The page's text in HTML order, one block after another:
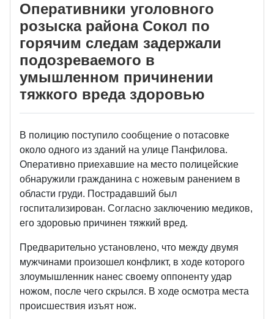
Оперативники уголовного
розыска района Сокол по
горячим следам задержали
подозреваемого в
умышленном причинении
тяжкого вреда здоровью
В полицию поступило сообщение о потасовке
около одного из зданий на улице Панфилова.
Оперативно приехавшие на место полицейские
обнаружили гражданина с ножевым ранением в
области груди. Пострадавший был
госпитализирован. Согласно заключению медиков,
его здоровью причинен тяжкий вред.
Предварительно установлено, что между двумя
мужчинами произошел конфликт, в ходе которого
злоумышленник нанес своему оппоненту удар
ножом, после чего скрылся. В ходе осмотра места
происшествия изъят нож.